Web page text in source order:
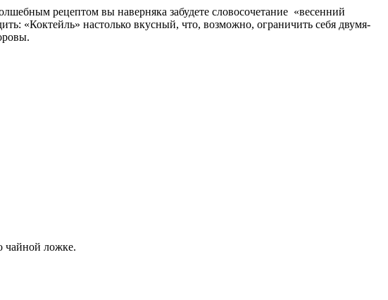
рецептом вы наверняка забудете словосочетание «весенний
«Коктейль» настолько вкусный, что, возможно, ограничить себя двумя-
чайной ложке.